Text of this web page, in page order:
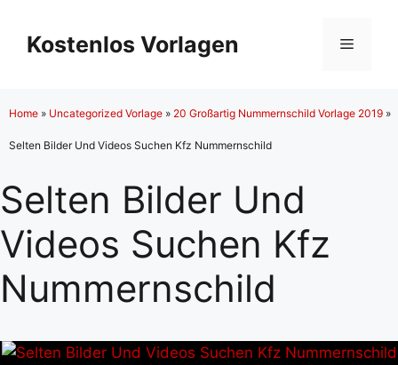
Inhalt
springen
Kostenlos Vorlagen Menü
Home » Uncategorized Vorlage » 20 Großartig Nummernschild Vorlage 2019 »
Selten Bilder Und Videos Suchen Kfz Nummernschild
Selten Bilder Und
Videos Suchen Kfz
Nummernschild